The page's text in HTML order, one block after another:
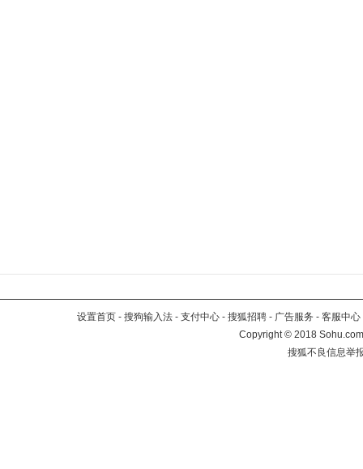
设置首页 - 搜狗输入法 - 支付中心 - 搜狐招聘 - 广告服务 - 客服中心
Copyright©2018
搜狐不良信息举